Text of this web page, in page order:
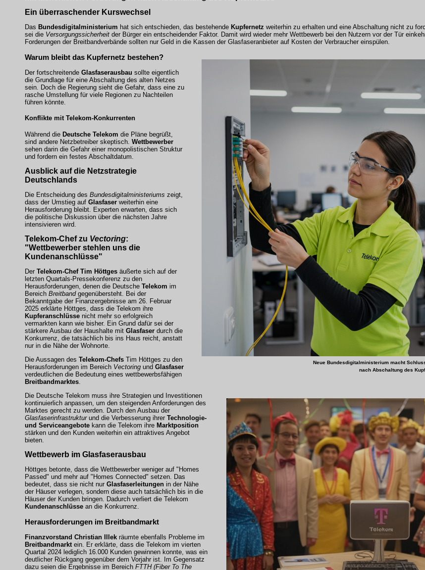
Ein überraschender Kurswechsel
Das Bundesdigitalministerium hat sich entschieden, das bestehende Kupfernetz weiterhin zu erhalten und eine Abschaltung nicht zu
sei die Versorgungssicherheit der Bürger ein entscheidender Faktor. Damit wird wieder mehr Wettbewerb bei den Nutzern vor der Tür
Forderungen der Breitbandverbände sollten nur Geld in die Kassen der Glasfaseranbieter auf Kosten der Verbraucher einspülen.
Neue Bundesdigitalministerium macht
nach Abschaltung des
Warum bleibt das Kupfernetz bestehen?
Der fortschreitende Glasfaserausbau sollte eigentlich
die Grundlage für eine Abschaltung des alten Netzes
sein. Doch die Regierung sieht die Gefahr, dass eine zu
rasche Umstellung für viele Regionen zu Nachteilen
führen könnte.
Konflikte mit Telekom-Konkurrenten
Während die Deutsche Telekom die Pläne begrüßt,
sind andere Netzbetreiber skeptisch. Wettbewerber
sehen darin die Gefahr einer monopolistischen Struktur
und fordern ein festes Abschaltdatum.
Ausblick auf die Netzstrategie
Deutschlands
Die Entscheidung des Bundesdigitalministeriums zeigt,
dass der Umstieg auf Glasfaser weiterhin eine
Herausforderung bleibt. Experten erwarten, dass sich
die politische Diskussion über die nächsten Jahre
intensivieren wird.
Telekom-Chefzu Vectoring:
"Wettbewerber stehlen uns die
Kundenanschlüsse"
Der Telekom-Chef Tim Höttges äußerte sich auf der
letzten Quartals-Pressekonferenz zu den
Herausforderungen, denen die Deutsche Telekom im
Bereich Breitbandgegenübersteht. Bei der
Bekanntgabe der Finanzergebnisse am 26. Februar
2025 erklärte Höttges, dass die Telekom ihre
Kupferanschlüsse nicht mehr so erfolgreich
vermarkten kann wie bisher. Ein Grund dafür sei der
stärkere Ausbau der Haushalte mit Glasfaser durch die
Konkurrenz, die tatsächlich bis ins Haus reicht, anstatt
nur in die Nähe der Wohnorte.
Die Aussagen des Telekom-Chefs Tim Höttges zu den
Herausforderungen im Bereich Vectoring und Glasfaser
verdeutlichen die Bedeutung eines wettbewerbsfähigen
Breitbandmarktes
Die Deutsche Telekom muss ihre Strategien und Investitionen
kontinuierlich anpassen, um den steigenden Anforderungen des
Marktes gerecht zu werden. Durch den Ausbau der
Glasfaserinfrastrukturund die Verbesserung ihrer Technologie-
und Serviceangebote kann die Telekom ihre Marktposition
stärken und den Kunden weiterhin ein attraktives Angebot
bieten.
Wettbewerb im Glasfaserausbau
Höttges betonte, dass die Wettbewerber weniger auf "Homes
Passed" und mehr auf "Homes Connected" setzen. Das
bedeutet, dass sie nicht nur Glasfaserleitungen in der Nähe
der Häuser verlegen, sondern diese auch tatsächlich bis in die
Häuser der Kunden bringen. Dadurch verliert die Telekom
Kundenanschlüsse an die Konkurrenz.
Herausforderungen im Breitbandmarkt
Finanzvorstand Christian Illek räumte ebenfalls Probleme im
Breitbandmarktein. Er erklärte, dass die Telekom im vierten
Quartal 2024 lediglich 16.000 Kunden gewinnen konnte, was ein
deutlicher Rückgang gegenüber dem Vorjahr ist. Im Gegensatz
dazu seien die Ergebnisse im Bereich FTTH (Fiber To The